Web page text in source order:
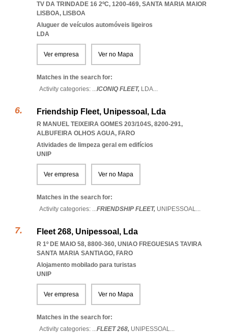
TV DA TRINDADE 16 2ºC, 1200-469, SANTA MARIA MAIOR
LISBOA, LISBOA
Aluguer de veículos automóveis ligeiros
LDA
Ver empresa Ver no Mapa
Matches in the search for:
Activity categories: ...ICONIQ FLEET, LDA...
Friendship Fleet, Unipessoal, Lda
R MANUEL TEIXEIRA GOMES 203/104S, 8200-291,
ALBUFEIRA OLHOS AGUA, FARO
Atividades de limpeza geral em edifícios
UNIP
Ver empresa Ver no Mapa
Matches in the search for:
Activity categories: ...FRIENDSHIP FLEET, UNIPESSOAL...
Fleet 268, Unipessoal, Lda
R 1º DE MAIO 58, 8800-360, UNIAO FREGUESIAS TAVIRA
SANTA MARIA SANTIAGO, FARO
Alojamento mobilado para turistas
UNIP
Ver empresa Ver no Mapa
Matches in the search for:
Activity categories: ...FLEET 268, UNIPESSOAL...